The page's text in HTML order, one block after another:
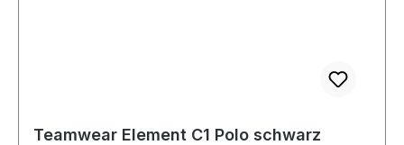
Teamwear Element C1 Polo schwarz